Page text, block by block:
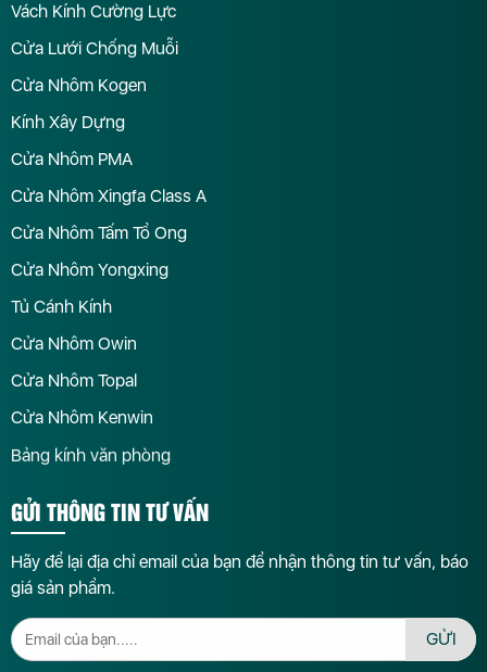
Vách Kính Cường Lực
Cửa Lưới Chống Muỗi
Cửa Nhôm Kogen
Kính Xây Dựng
Cửa Nhôm PMA
Cửa Nhôm Xingfa Class A
Cửa Nhôm Tấm Tổ Ong
Cửa Nhôm Yongxing
Tủ Cánh Kính
Cửa Nhôm Owin
Cửa Nhôm Topal
Cửa Nhôm Kenwin
Bảng kính văn phòng
GỬI THÔNG TIN TƯ VẤN
Hãy để lại địa chỉ email của bạn để nhận thông tin tư vấn, báo
giá sản phẩm.
GỬI